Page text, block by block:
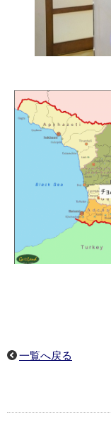
一覧へ戻る